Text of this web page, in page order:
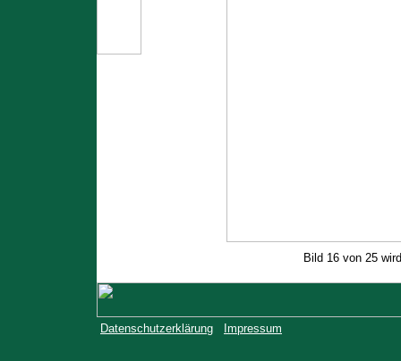
Bild 16 von 25
Datenschutzerklärung Impressum